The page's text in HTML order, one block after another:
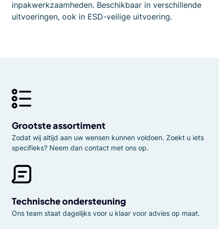
inpakwerkzaamheden. Beschikbaar in verschillende
uitvoeringen, ook in ESD-veilige uitvoering.
Grootste assortiment
Zodat wij altijd aan uw wensen kunnen voldoen. Zoekt u iets
specifieks? Neem dan contact met ons op.
Technische ondersteuning
Ons team staat dagelijks voor u klaar voor advies op maat.